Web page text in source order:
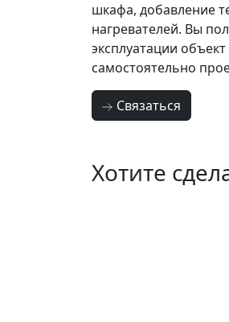
шкафа, добавление
нагревателей. Вы
эксплуатации
самостоятельно
Связаться
Хотите